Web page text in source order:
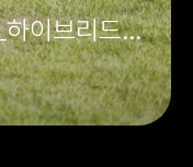
이브리드